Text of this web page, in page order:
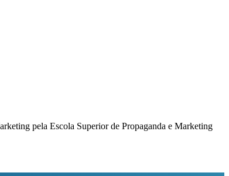
pela Escola Superior de Propaganda e Marketing